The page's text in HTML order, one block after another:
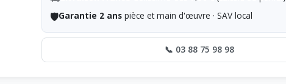
🛡️Garantie 2 ans pièce et main d'œuvre · SAV local
📞 03 88 75 98 98